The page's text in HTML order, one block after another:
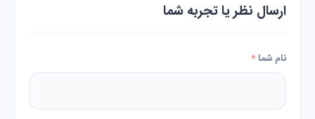
ارسال نظر یا تجربه شما
نام شما*